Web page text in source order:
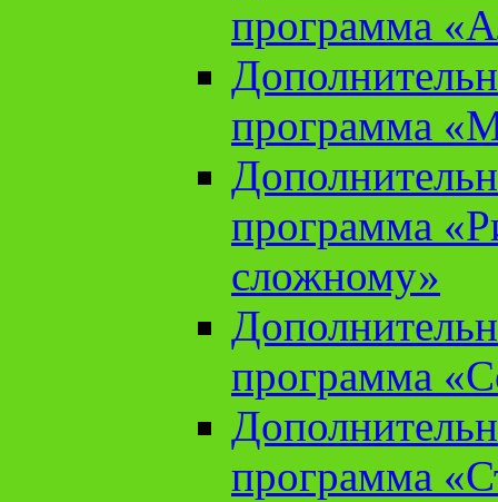
программа
программа
программа
сложному»
программа
программа